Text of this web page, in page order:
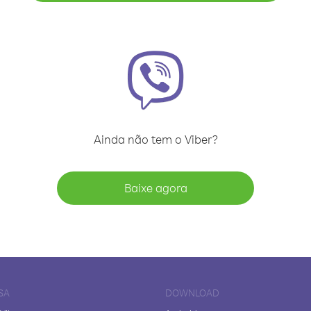
Ainda não tem o Viber?
Baixe agora
DOWNLOAD